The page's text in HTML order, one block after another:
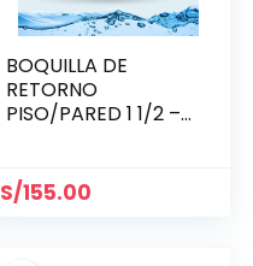
BOQUILLA DE
RETORNO
PISO/PARED 1 1/2 –
S/155.00